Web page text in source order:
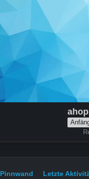
Pinnwand Letzte